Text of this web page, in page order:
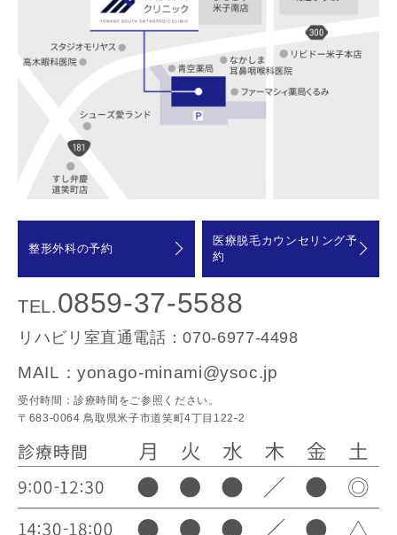
整形外科の予約
医療脱毛カウンセリング予
約
TEL.0859-37-5588
リハビリ室直通電話：070-6977-4498
MAIL：yonago-minami@ysoc.jp
受付時間：診療時間をご参照ください。
〒683-0064 鳥取県米子市道笑町4丁目122-2